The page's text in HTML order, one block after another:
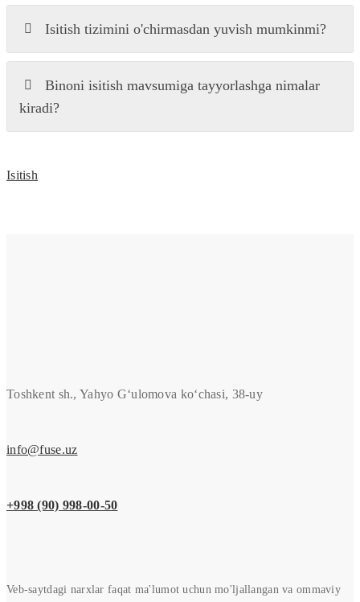
Isitish tizimini o'chirmasdan yuvish mumkinmi?
Binoni isitish mavsumiga tayyorlashga nimalar
kiradi?
Isitish
Toshkent sh., Yahyo G‘ulomova ko‘chasi, 38-uy
info@fuse.uz
+998 (90) 998-00-50
Veb-saytdagi narxlar faqat ma'lumot uchun mo'ljallangan va ommaviy